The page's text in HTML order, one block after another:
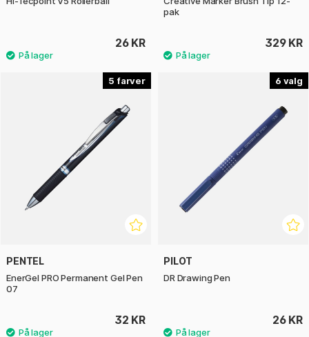
26 KR
pak
329 KR
5
PENTEL
EnerGel PRO Permanent Gel Pen
07
32 KR
6
PILOT
DR Drawing Pen
26 KR